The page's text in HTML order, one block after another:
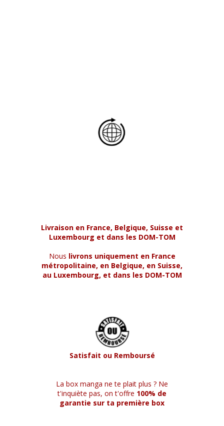
Livraison en France, Belgique, Suisse et
Luxembourg et dans les DOM-TOM
Nous livrons uniquement en France
métropolitaine, en Belgique, en Suisse,
au Luxembourg, et dans les DOM-TOM
Satisfait ou Remboursé
La box manga ne te plait plus ? Ne
t'inquiète pas, on t'offre 100% de
garantie sur ta première box